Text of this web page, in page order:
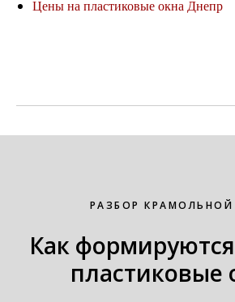
Цены на пластиковые окна Днепр
РАЗБОР
Как
пластиковые